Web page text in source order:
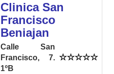
Clinica San
Francisco
Beniajan
Calle San
Francisco, 7.
1ºB